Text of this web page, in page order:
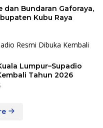
dan Bundaran Gaforaya,
Kubu Raya
Lumpur–Supadio
Tahun 2026